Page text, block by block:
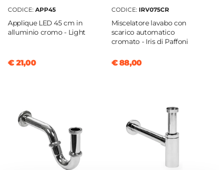
Attacchi
F3/8"G
Materiale
Installazione
Monoforo
Flessibili Di Collegamento
CODICE: APP45
Applique LED 45 cm in
alluminio cromo - Light
€ 21,00
CODICE: IRV075CR
Miscelatore lavabo con
scarico automatico
cromato - Iris di Paffoni
€ 88,00